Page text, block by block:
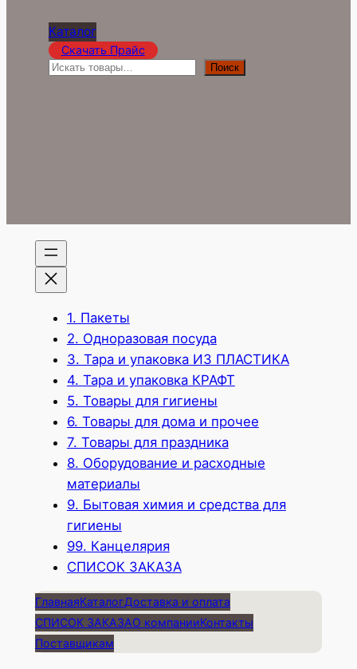
Каталог
Скачать Прайс
П
Поиск
1. Пакеты
2. Одноразовая посуда
3. Тара и упаковка ИЗ ПЛАСТИКА
4. Тара и упаковка КРАФТ
5. Товары для гигиены
6. Товары для дома и прочее
7. Товары для праздника
8. Оборудование и расходные
материалы
9. Бытовая химия и средства для
гигиены
99. Канцелярия
СПИСОК ЗАКАЗА
ГлавнаяКаталогДоставка и оплата
СПИСОК ЗАКАЗАО компанииКонтакты
Поставщикам